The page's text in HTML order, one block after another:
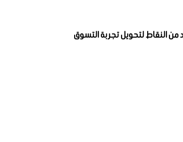
ريال تنفقها في متجرنا وجمع المزيد من النقاط لتحويل تجربة التسوق